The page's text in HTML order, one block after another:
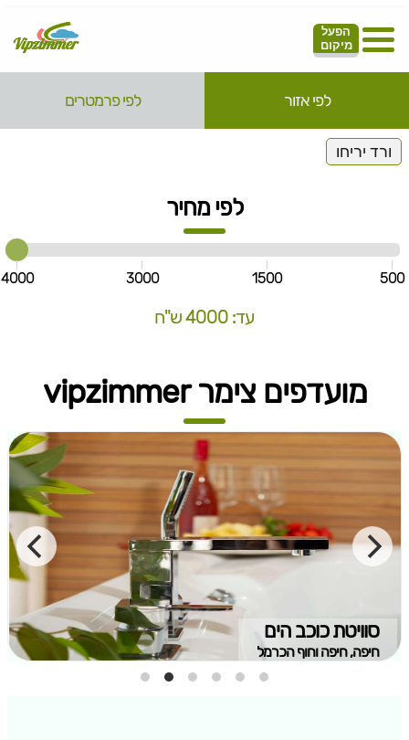
הפעל
מיקום
לפי אזור לפי פרמטרים
ורד יריחו
לפי מחיר
500
1500
3000
4000
עד: 4000 ש"ח
מועדפים צימר vipzimmer
סוויטת כוכב הים
חיפה, חיפה וחוף הכרמל